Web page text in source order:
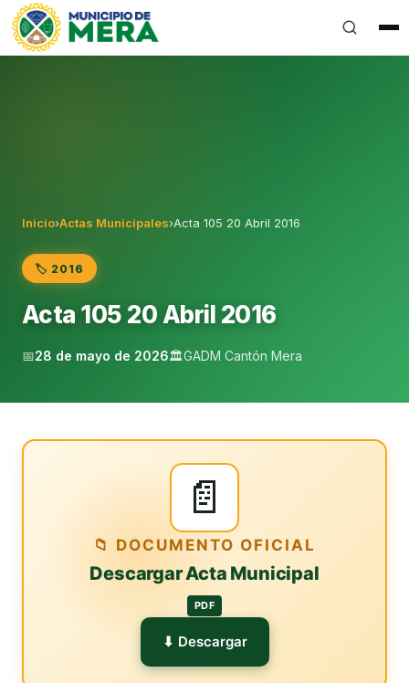
Gobierno Autónomo Descentralizado Municipal del
Inicio›Actas Municipales›Acta 105 20 Abril 2016
🏷️ 2016
Acta 105 20 Abril 2016
📅28 de mayo de 2026🏛️GADM Cantón Mera
📄
📁 DOCUMENTO OFICIAL
Descargar Acta Municipal
PDF
⬇ Descargar